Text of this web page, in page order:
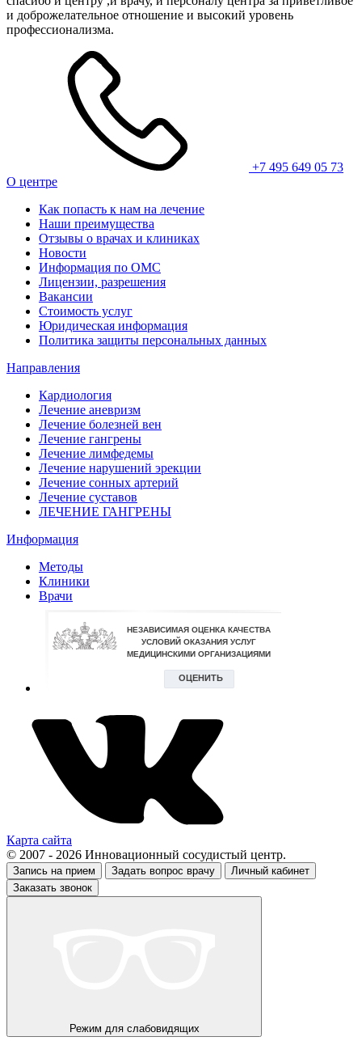
и доброжелательное отношение и высокий уровень
профессионализма.
+7 495 649 05 73
О центре
Как попасть к нам на лечение
Наши преимущества
Отзывы о врачах и клиниках
Новости
Информация по ОМС
Лицензии, разрешения
Вакансии
Стоимость услуг
Юридическая информация
Политика защиты персональных данных
Направления
Кардиология
Лечение аневризм
Лечение болезней вен
Лечение гангрены
Лечение лимфедемы
Лечение нарушений эрекции
Лечение сонных артерий
Лечение суставов
ЛЕЧЕНИЕ ГАНГРЕНЫ
Информация
Методы
Клиники
Врачи
Карта сайта
© 2007 - 2026 Инновационный сосудистый центр.
Запись на прием Задать вопрос врачу
Личный кабинет
Заказать звонок
Режим для слабовидящих